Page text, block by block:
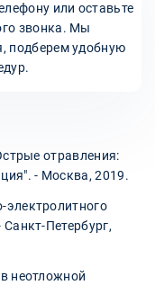
или оставьте
звонка. Мы
подберем удобную
отравления:
- Москва, 2019.
Петербург,
неотложной